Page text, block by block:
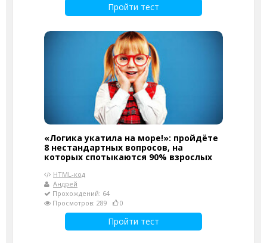
Пройти тест
«Логика укатила на море!»: пройдёте
8 нестандартных вопросов, на
которых спотыкаются 90% взрослых
HTML-код
Андрей
Прохождений: 64
Просмотров: 289
0
Пройти тест